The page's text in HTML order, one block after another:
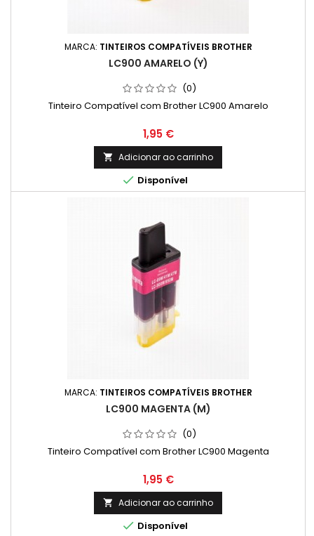
MARCA: TINTEIROS COMPATÍVEIS BROTHER
LC900 AMARELO (Y)
(0)
Tinteiro Compatível com Brother LC900 Amarelo
Preço
1,95 €
 Adicionar ao carrinho
 Disponível
MARCA: TINTEIROS COMPATÍVEIS BROTHER
LC900 MAGENTA (M)
(0)
Tinteiro Compatível com Brother LC900 Magenta
Preço
1,95 €
 Adicionar ao carrinho
 Disponível